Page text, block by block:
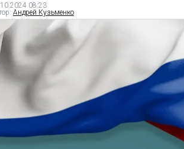
08:23
Андрей Кузьменко